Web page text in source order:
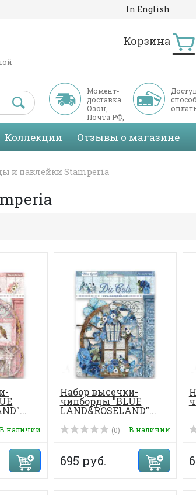
In English
Корзина
Момент-
доставка
Озон,
Почта РФ,
СДЭК
Коллекции Отзывы о магазине
и наклейки Stamperia
В наличии
Набор высечки-
чипборды "BLUE
LAND&ROSELAND"...
(0) В наличии
695 руб.